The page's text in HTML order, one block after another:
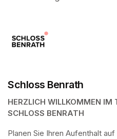
Schloss Benrath
HERZLICH WILLKOMMEN IM
SCHLOSS BENRATH
Planen Sie Ihren Aufenthalt